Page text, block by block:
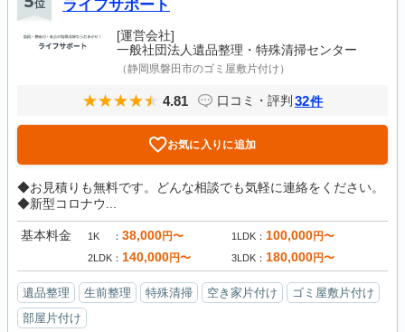
位 ライフサポート
[運営会社]
一般社団法人遺品整理・特殊清掃センター
（静岡県磐田市のゴミ屋敷片付け）
4.81 口コミ・評判 32件
お気に入りに追加
◆お見積りも無料です。どんな相談でも気軽に連絡をください。
◆新型コロナウ...
基本料金 1K 38,000円〜 1LDK 100,000円〜
2LDK 140,000円〜 3LDK 180,000円〜
遺品整理 生前整理 特殊清掃 空き家片付け
ゴミ屋敷片付け
部屋片付け